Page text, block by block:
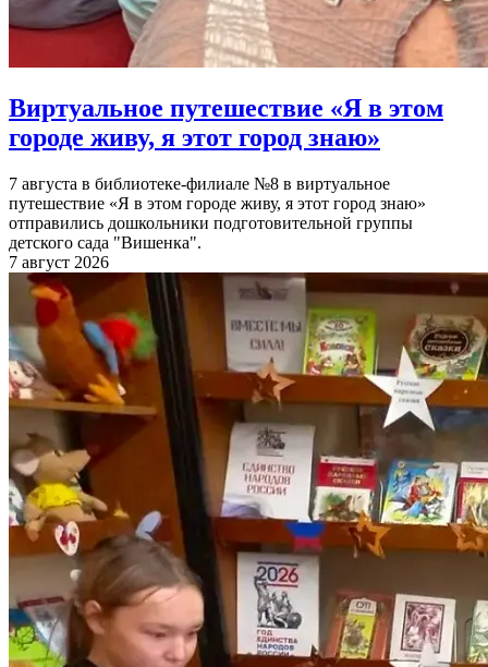
Виртуальное путешествие «Я в этом
городе живу, я этот город знаю»
7 августа в библиотеке-филиале №8 в виртуальное
путешествие «Я в этом городе живу, я этот город знаю»
отправились дошкольники подготовительной группы
детского сада "Вишенка".
7 август 2026